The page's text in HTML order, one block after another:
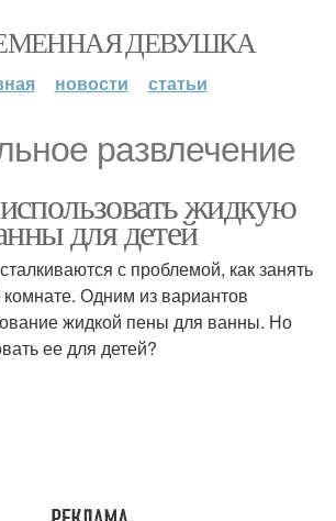
ДЕВУШКА
новости статьи
развлечение
жидкую
для детей
с проблемой, как занять
Одним из вариантов
жидкой пены для ванны. Но
ее для детей?